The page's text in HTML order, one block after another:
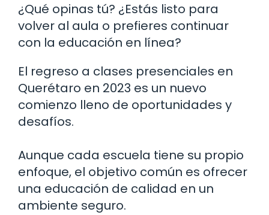
¿Qué opinas tú? ¿Estás listo para
volver al aula o prefieres continuar
con la educación en línea?
El regreso a clases presenciales en
Querétaro en 2023 es un nuevo
comienzo lleno de oportunidades y
desafíos.
Aunque cada escuela tiene su propio
enfoque, el objetivo común es ofrecer
una educación de calidad en un
ambiente seguro.